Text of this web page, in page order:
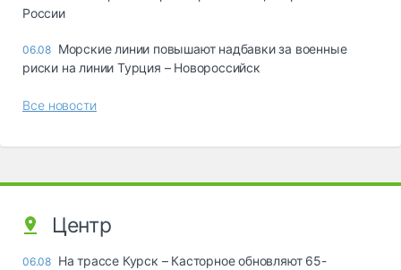
России
06.08 Морские линии повышают надбавки за военные
риски на линии Турция – Новороссийск
Все новости
Центр
06.08 На трассе Курск – Касторное обновляют 65-